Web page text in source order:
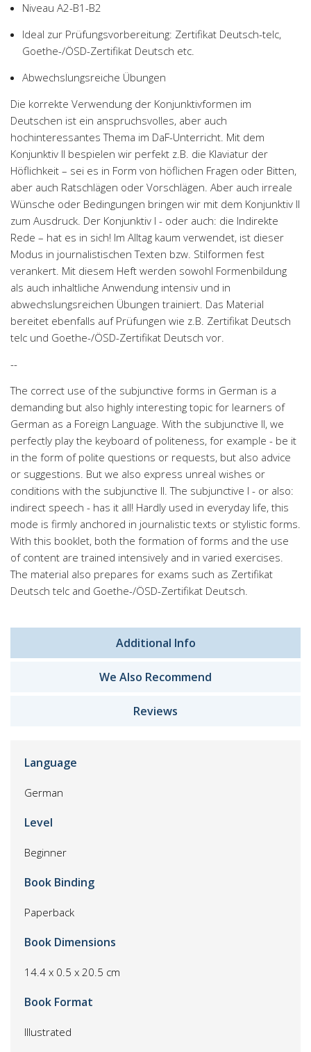
Niveau A2-B1-B2
Ideal zur Prüfungsvorbereitung: Zertifikat Deutsch-telc,
Goethe-/ÖSD-Zertifikat Deutsch etc.
Abwechslungsreiche Übungen
Die korrekte Verwendung der Konjunktivformen im
Deutschen ist ein anspruchsvolles, aber auch
hochinteressantes Thema im DaF-Unterricht. Mit dem
Konjunktiv II bespielen wir perfekt z.B. die Klaviatur der
Höflichkeit – sei es in Form von höflichen Fragen oder Bitten,
aber auch Ratschlägen oder Vorschlägen. Aber auch irreale
Wünsche oder Bedingungen bringen wir mit dem Konjunktiv II
zum Ausdruck. Der Konjunktiv I - oder auch: die Indirekte
Rede – hat es in sich! Im Alltag kaum verwendet, ist dieser
Modus in journalistischen Texten bzw. Stilformen fest
verankert. Mit diesem Heft werden sowohl Formenbildung
als auch inhaltliche Anwendung intensiv und in
abwechslungsreichen Übungen trainiert. Das Material
bereitet ebenfalls auf Prüfungen wie z.B. Zertifikat Deutsch
telc und Goethe-/ÖSD-Zertifikat Deutsch vor.
--
The correct use of the subjunctive forms in German is a
demanding but also highly interesting topic for learners of
German as a Foreign Language. With the subjunctive II, we
perfectly play the keyboard of politeness, for example - be it
in the form of polite questions or requests, but also advice
or suggestions. But we also express unreal wishes or
conditions with the subjunctive II. The subjunctive I - or also:
indirect speech - has it all! Hardly used in everyday life, this
mode is firmly anchored in journalistic texts or stylistic forms.
With this booklet, both the formation of forms and the use
of content are trained intensively and in varied exercises.
The material also prepares for exams such as Zertifikat
Deutsch telc and Goethe-/ÖSD-Zertifikat Deutsch.
Additional Info
We Also Recommend
Reviews
Language
German
Level
Beginner
Book Binding
Paperback
Book Dimensions
14.4 x 0.5 x 20.5 cm
Book Format
Illustrated